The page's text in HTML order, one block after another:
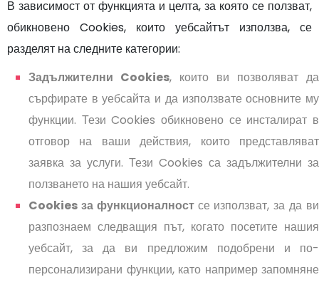
В зависимост от функцията и целта, за която се ползват,
обикновено Cookies, които уебсайтът използва, се
разделят на следните категории:
Задължителни Cookies, които ви позволяват да
сърфирате в уебсайта и да използвате основните му
функции. Тези Cookies обикновено се инсталират в
отговор на ваши действия, които представляват
заявка за услуги. Тези Cookies са задължителни за
ползването на нашия уебсайт.
Cookies за функционалност се използват, за да ви
разпознаем следващия път, когато посетите нашия
уебсайт, за да ви предложим подобрени и по-
персонализирани функции, като например запомняне